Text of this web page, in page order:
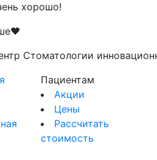
хорошо!
Стоматологии
Пациентам
Акции
Цены
Рассчитать
стоимость